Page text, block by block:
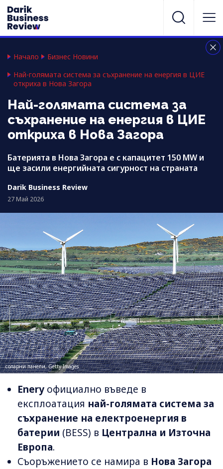
Начало
Бизнес Новини
Най-голямата система за съхранение на енергия в ЦИЕ
откриха в Нова Загора
Най-голямата система за
съхранение на енергия в ЦИЕ
откриха в Нова Загора
Батерията в Нова Загора е с капацитет 150 MW и
ще засили енергийната сигурност на страната
Darik Business Review
27 Май 2026
соларни панели, Getty Images
Enery официално въведе в
експлоатация най-голямата система за
съхранение на електроенергия в
батерии (BESS) в Централна и Източна
Европа.
Съоръжението се намира в Нова Загора